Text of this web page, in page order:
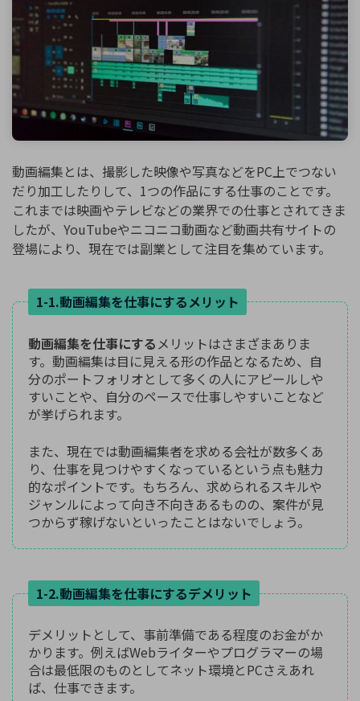
動画編集とは、撮影した映像や写真などをPC上でつない
だり加工したりして、1つの作品にする仕事のことです。
これまでは映画やテレビなどの業界での仕事とされてきま
したが、YouTubeやニコニコ動画など動画共有サイトの
登場により、現在では副業として注目を集めています。
1-1.動画編集を仕事にするメリット
動画編集を仕事にするメリットはさまざまありま
す。動画編集は目に見える形の作品となるため、自
分のポートフォリオとして多くの人にアピールしや
すいことや、自分のペースで仕事しやすいことなど
が挙げられます。
また、現在では動画編集者を求める会社が数多くあ
り、仕事を見つけやすくなっているという点も魅力
的なポイントです。もちろん、求められるスキルや
ジャンルによって向き不向きあるものの、案件が見
つからず稼げないといったことはないでしょう。
1-2.動画編集を仕事にするデメリット
デメリットとして、事前準備である程度のお金がか
かります。例えばWebライターやプログラマーの場
合は最低限のものとしてネット環境とPCさえあれ
ば、仕事できます。